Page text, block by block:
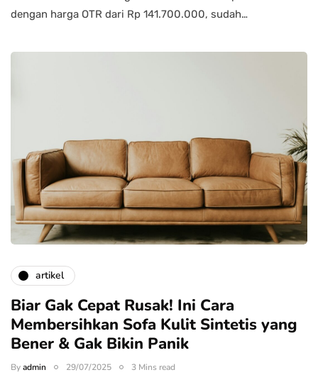
dengan harga OTR dari Rp 141.700.000, sudah…
artikel
Biar Gak Cepat Rusak! Ini Cara
Membersihkan Sofa Kulit Sintetis yang
Bener & Gak Bikin Panik
Byadmin 29/07/2025 3 Mins read